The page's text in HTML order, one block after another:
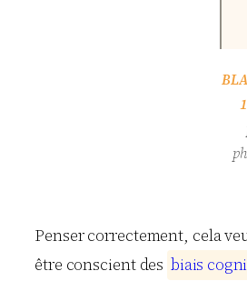
Penser correctement, cela
être conscient des biais cogni